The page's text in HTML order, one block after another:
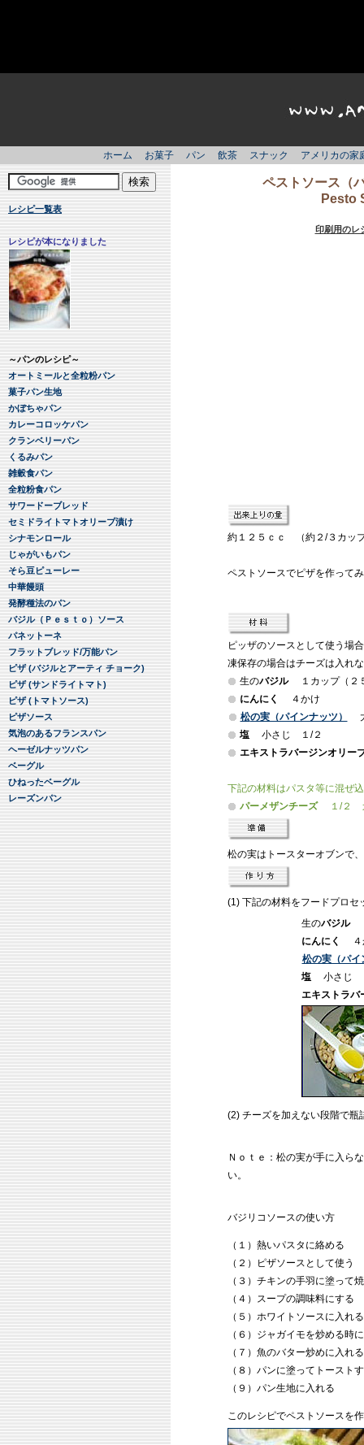
ホーム お菓子 パン 飲茶 スナック アメリカの家
レシピ一覧表
レシピが本になりました
～パンのレシピ～
オートミールと全粒粉パン
菓子パン生地
かぼちゃパン
カレーコロッケパン
クランベリーパン
くるみパン
雑穀食パン
全粒粉食パン
サワードーブレッド
セミドライトマトオリーブ漬け
シナモンロール
じゃがいもパン
そら豆ピューレー
中華饅頭
発酵種法のパン
バジル（Ｐｅｓｔｏ）ソース
パネットーネ
フラットブレッド/万能パン
ピザ (バジルとアーティ チョーク)
ピザ (サンドライトマト)
ピザ (トマトソース)
ピザソース
気泡のあるフランスパン
ヘーゼルナッツパン
ベーグル
ひねったベーグル
レーズンパン
ペストソース（
Pesto
印刷用のレ
約１２５ｃｃ （約２/３カ
ペストソースでピザを作って
ピッザのソースとして使う場
凍保存の場合はチーズは入れ
生のバジル１カップ（２
にんにく
４かけ
松の実（パインナッツ）
塩
小さじ １/２
エキスト ラバージンオリー
下記の材料はパスタ等に混ぜ
パーメザンチーズ
１/２
松の実はトースターオブンで
(1) 下記の材料をフードプロセ
生のバジル１
にんにく
松の実（パイ
塩小さじ
エキストラバ
(2) チーズを加えない段階で
Ｎｏｔｅ：松の実が手に入ら
い。
バジリコソースの使い方
（１）熱いパスタに絡める
（２）ピザソースとして使う
（３）チキンの手羽に塗って
（４）スープの調味料にする
（５）ホワイトソースに入れる
（６）ジャガイモを炒める時
（７）魚のバター炒めに入れる
（８）パンに塗ってトースト
（９）パン生地に入れる
このレシピでペストソースを